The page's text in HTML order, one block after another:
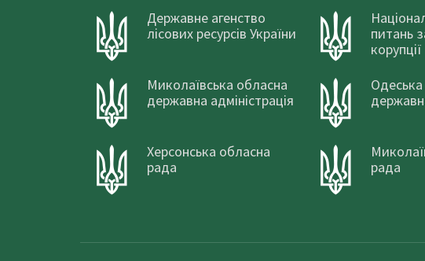
Державне агенство
лісових ресурсів України
питань
корупції
Миколаївська обласна
державна адміністрація
Херсонська обласна
рада
рада